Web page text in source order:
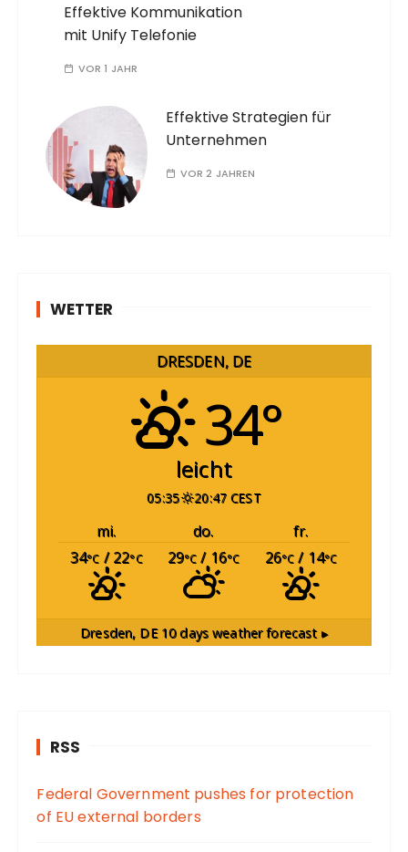
Effektive Kommunikation
mit Unify Telefonie
VOR 1 JAHR
Effektive Strategien für
Unternehmen
VOR 2 JAHREN
WETTER
DRESDEN, DE
34°
leicht
05:35 20:47 CEST
mi. do.
fr.
34°C / 22°C 29°C / 16°C 26°C / 14°C
Dresden, DE10 days weather forecast ▸
RSS
Federal Government pushes for protection
of EU external borders